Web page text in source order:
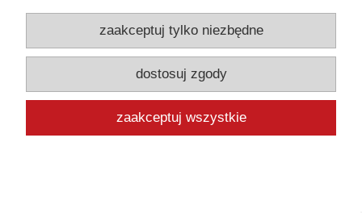
Składane nosze / krzesło YXH-1N(A)
1 072,00 zł
zawiera 8% VAT, bez kosztów dostawy
zaakceptuj tylko niezbędne
dostosuj zgody
zaakceptuj wszystkie